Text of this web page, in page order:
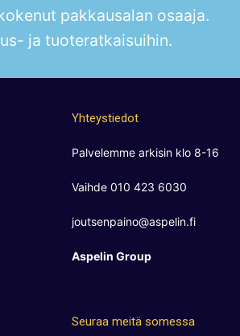
pakkausalan osaaja.
ja tuoteratkaisuihin.
Yhteystiedot
Palvelemme arkisin klo 8-16
Vaihde 010 423 6030
joutsenpaino@aspelin.fi
Aspelin Group
Seuraa meitä somessa